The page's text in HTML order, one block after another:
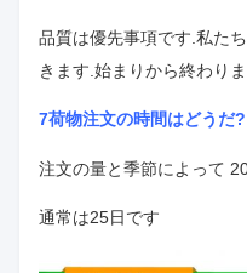
品質は優先事項です.私た
きます. 始まりから終わり
7荷物注文の時間はどうだ?
注文の量と季節によって
通常は25日です